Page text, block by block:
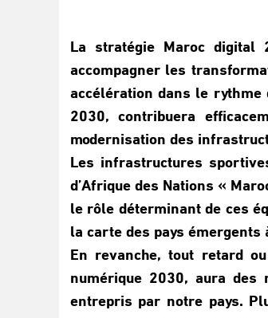
La stratégie Maroc digital
accompagner les
accélération dans le
2030, contribuera
modernisation des
Les infrastructures
d’Afrique des Nations «
le rôle déterminant de ces
la carte des pays émergents
En revanche, tout retard
numérique 2030, aura
entrepris par notre pays.